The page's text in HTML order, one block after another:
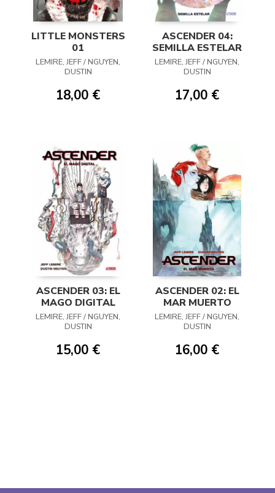
LITTLE MONSTERS
01
LEMIRE, JEFF / NGUYEN,
DUSTIN
18,00 €
ASCENDER 04:
SEMILLA ESTELAR
LEMIRE, JEFF / NGUYEN,
DUSTIN
17,00 €
ASCENDER 03: EL
MAGO DIGITAL
LEMIRE, JEFF / NGUYEN,
DUSTIN
15,00 €
ASCENDER 02: EL
MAR MUERTO
LEMIRE, JEFF / NGUYEN,
DUSTIN
16,00 €